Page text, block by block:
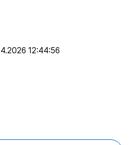
12:44:56